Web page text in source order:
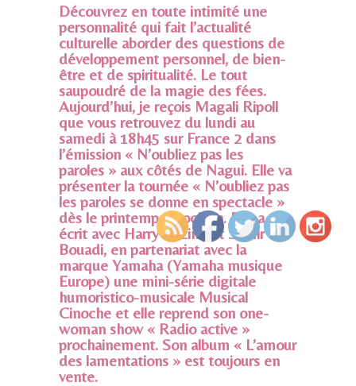
Découvrez en toute intimité une
personnalité qui fait l’actualité
culturelle aborder des questions de
développement personnel, de bien-
être et de spiritualité. Le tout
saupoudré de la magie des fées.
Aujourd’hui, je reçois Magali Ripoll
que vous retrouvez du lundi au
samedi à 18h45 sur France 2 dans
l’émission « N’oubliez pas les
paroles » aux côtés de Nagui. Elle va
présenter la tournée « N’oubliez pas
les paroles se donne en spectacle »
dès le printemps prochain. Elle a co-
écrit avec Harry Bozino et Samir
Bouadi, en partenariat avec la
marque Yamaha (Yamaha musique
Europe) une mini-série digitale
humoristico-musicale Musical
Cinoche et elle reprend son one-
woman show « Radio active »
prochainement. Son album « L’amour
des lamentations » est toujours en
vente.